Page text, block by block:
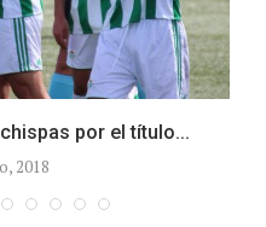
chispas por el título...
2018